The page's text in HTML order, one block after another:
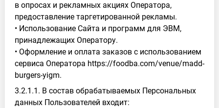
в опросах и рекламных акциях Оператора,
предоставление таргетированной рекламы.
• Использование Сайта и программ для ЭВМ,
принадлежащих Оператору.
• Оформление и оплата заказов с использованием
сервиса Оператора https://foodba.com/venue/madd-
burgers-yigm.
3.2.1.1. В состав обрабатываемых Персональных
данных Пользователей входит: